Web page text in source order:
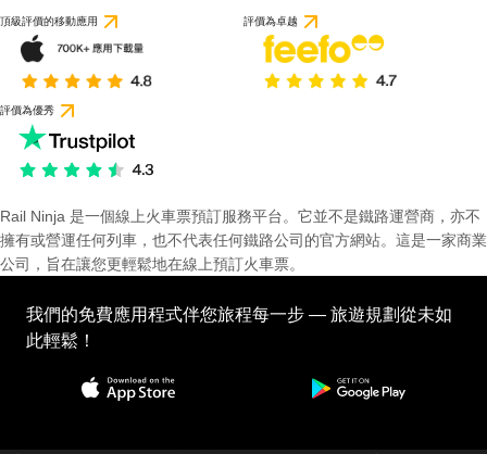
頂級評價的移動應用 評價為卓越
評價為優秀
Rail Ninja 是一個線上火車票預訂服務平台。它並不是鐵路運營商，亦不
擁有或營運任何列車，也不代表任何鐵路公司的官方網站。這是一家商業
公司，旨在讓您更輕鬆地在線上預訂火車票。
我們的免費應用程式伴您旅程每一步 — 旅遊規劃從未如
此輕鬆！